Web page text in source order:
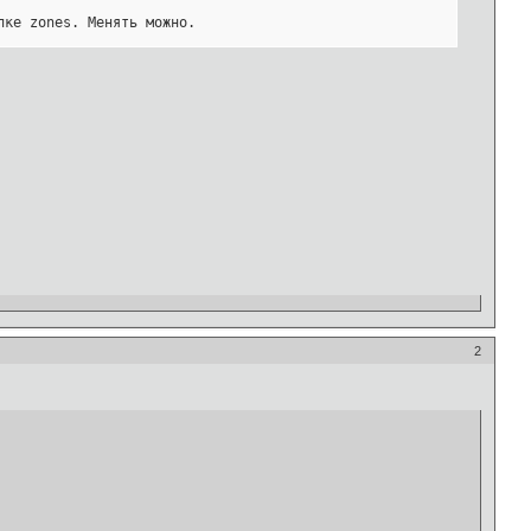
zones. Менять можно.
2